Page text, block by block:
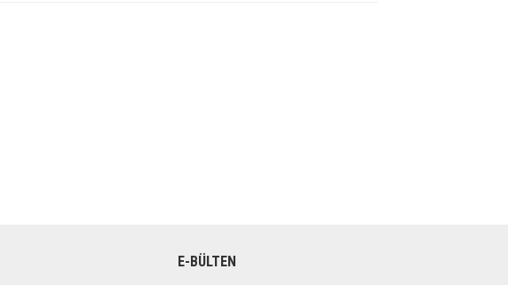
E-BÜLTEN